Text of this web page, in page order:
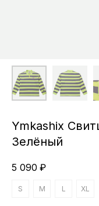
Ymkashix
Зелёный
5 090 ₽
S M L XL